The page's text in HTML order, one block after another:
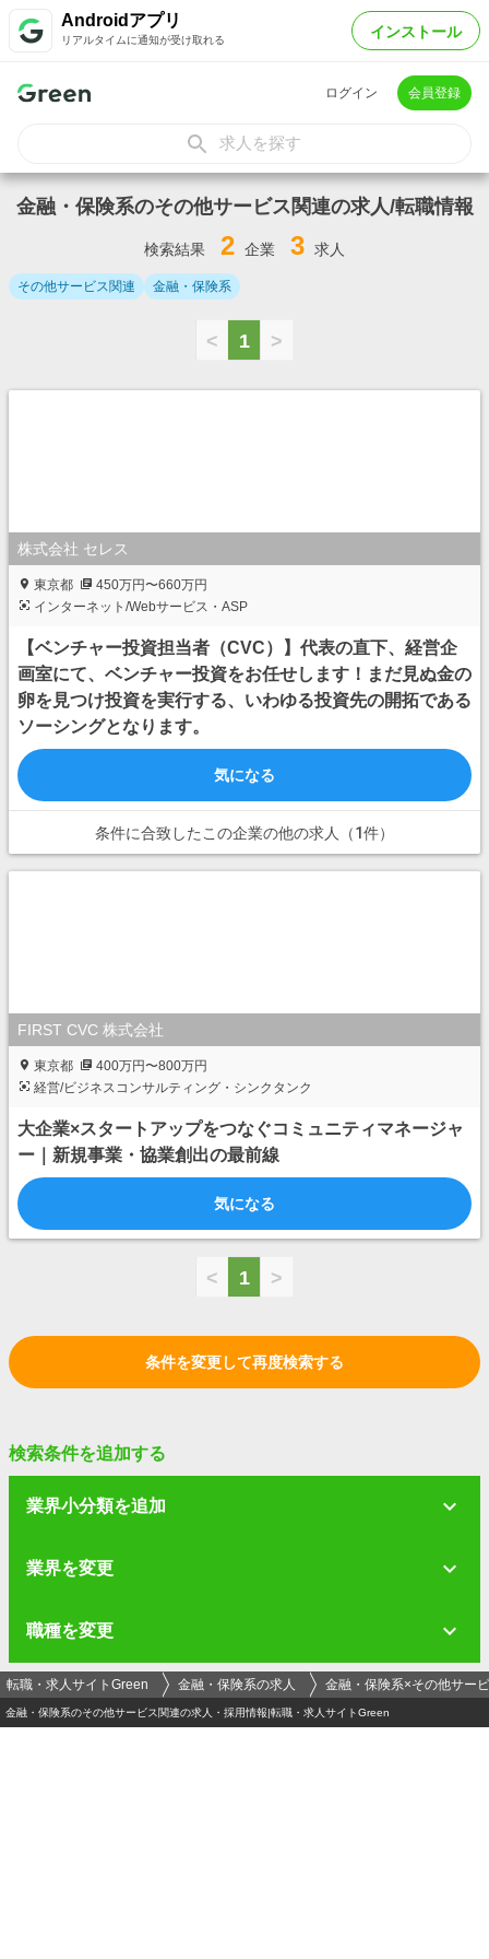
Androidアプリ
リアルタイムに通知が受け取れる インストール
ログイン 会員登録
求人を探す
金融・保険系のその他サービス関連の求人/転職情報
検索結果 2 企業 3 求人
その他サービス関連 金融・保険系
< 1 >
株式会社 セレス
東京都
450万円〜660万円
インターネット/Webサービス・ASP
【ベンチャー投資担当者（CVC）】代表の直下、経営企
画室にて、ベンチャー投資をお任せします！まだ見ぬ金の
卵を見つけ投資を実行する、いわゆる投資先の開拓である
ソーシングとなります。
気になる
条件に合致したこの企業の他の求人（1件）
FIRST CVC 株式会社
東京都
400万円〜800万円
経営/ビジネスコンサルティング・シンクタンク
大企業×スタートアップをつなぐコミュニティマネージャ
ー｜新規事業・協業創出の最前線
気になる
< 1 >
条件を変更して再度検索する
検索条件を追加する
業界小分類を追加
業界を変更
職種を変更
転職・求人サイトGreen 金融・保険系の求人 金融・保険系×その他サー
金融・保険系のその他サービス関連の求人・採用情報|転職・求人サイトGreen